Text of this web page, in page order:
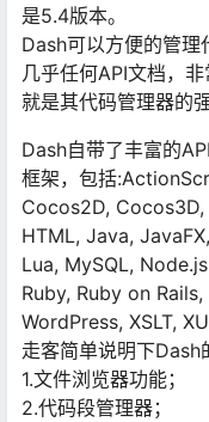
是5.4版本。
Dash可以方便的管理
几乎任何API文档，
就是其代码管理器的强
Dash自带了丰富的
框架，包括
Cocos2D,
HTML, Java,
Lua, MySQL,
Ruby, Ruby on
WordPress, XSLT,
走客简单说明下Dash
1.文件浏览器功能；
2.代码段管理器；